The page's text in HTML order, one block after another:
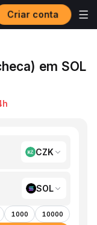
Criar conta
em SOL
CZK
SOL
1000 10000